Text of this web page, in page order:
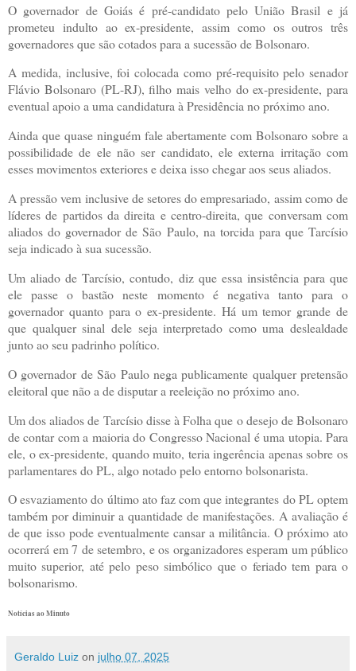
O governador de Goiás é pré-candidato pelo União Brasil e já
prometeu indulto ao ex-presidente, assim como os outros três
governadores que são cotados para a sucessão de Bolsonaro.
A medida, inclusive, foi colocada como pré-requisito pelo senador
Flávio Bolsonaro (PL-RJ), filho mais velho do ex-presidente, para
eventual apoio a uma candidatura à Presidência no próximo ano.
Ainda que quase ninguém fale abertamente com Bolsonaro sobre a
possibilidade de ele não ser candidato, ele externa irritação com
esses movimentos exteriores e deixa isso chegar aos seus aliados.
A pressão vem inclusive de setores do empresariado, assim como de
líderes de partidos da direita e centro-direita, que conversam com
aliados do governador de São Paulo, na torcida para que Tarcísio
seja indicado à sua sucessão.
Um aliado de Tarcísio, contudo, diz que essa insistência para que
ele passe o bastão neste momento é negativa tanto para o
governador quanto para o ex-presidente. Há um temor grande de
que qualquer sinal dele seja interpretado como uma deslealdade
junto ao seu padrinho político.
O governador de São Paulo nega publicamente qualquer pretensão
eleitoral que não a de disputar a reeleição no próximo ano.
Um dos aliados de Tarcísio disse à Folha que o desejo de Bolsonaro
de contar com a maioria do Congresso Nacional é uma utopia. Para
ele, o ex-presidente, quando muito, teria ingerência apenas sobre os
parlamentares do PL, algo notado pelo entorno bolsonarista.
O esvaziamento do último ato faz com que integrantes do PL optem
também por diminuir a quantidade de manifestações. A avaliação é
de que isso pode eventualmente cansar a militância. O próximo ato
ocorrerá em 7 de setembro, e os organizadores esperam um público
muito superior, até pelo peso simbólico que o feriado tem para o
bolsonarismo.
Notícias ao Minuto
Geraldo Luiz on julho 07, 2025